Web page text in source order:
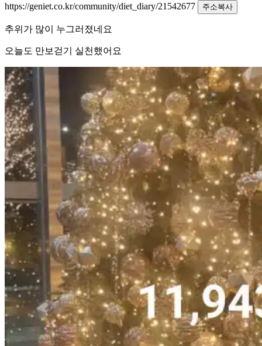
https://geniet.co.kr/community/diet_diary/21542677
주소복사
추위가 많이 누그러졌네요
오늘도 만보걷기 실천했어요